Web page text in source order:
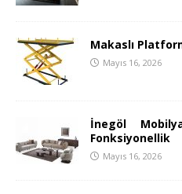
Makaslı
Mayıs 16, 2026
İnegöl
Fonksiyonellik
Mayıs 16, 2026